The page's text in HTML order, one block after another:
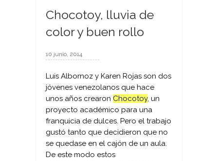
Chocotoy, lluvia de
color y buen rollo
10 junio, 2014
Luis Albornoz y Karen Rojas son dos
jóvenes venezolanos que hace
unos años crearon Chocotoy, un
proyecto académico para una
franquicia de dulces. Pero el trabajo
gustó tanto que decidieron que no
se quedase en el cajón de un aula.
De este modo estos